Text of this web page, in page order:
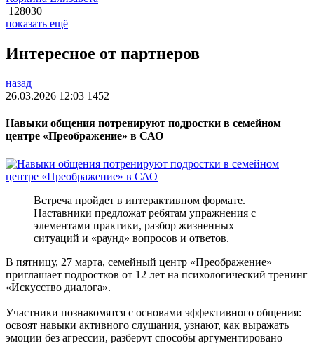
128030
показать ещё
Интересное от партнеров
назад
26.03.2026 12:03 1452
Навыки общения потренируют подростки в семейном
центре «Преображение» в САО
Встреча пройдет в интерактивном формате.
Наставники предложат ребятам упражнения с
элементами практики, разбор жизненных
ситуаций и «раунд» вопросов и ответов.
В пятницу, 27 марта, семейный центр «Преображение»
приглашает подростков от 12 лет на психологический тренинг
«Искусство диалога».
Участники познакомятся с основами эффективного общения:
освоят навыки активного слушания, узнают, как выражать
эмоции без агрессии, разберут способы аргументировано